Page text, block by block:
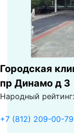
Городская
пр Динамо д 3
Народный
+7 (812) 209-00-79